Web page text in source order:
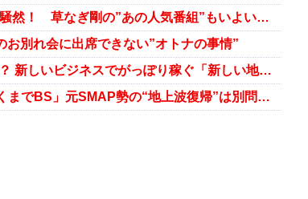
稲垣吾郎『スッキリ』2分半登場に騒然！ 草なぎ剛の”あの人気番組”もいよいよ復活か
別れ会に出席できない”オトナの事情”
マツコの共演NGなんてへっちゃら？ 新しいビジネスでがっぽり稼ぐ「新しい地図」の3人
香取慎吾、NHKに久々出演も「あくまでBS」元SMAP勢の“地上波復帰”は別問題か